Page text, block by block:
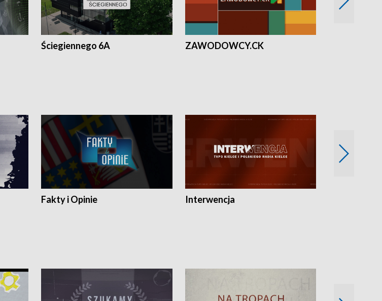
Ściegiennego 6A ZAWODOWCY.CK
Fakty i Opinie Interwencja